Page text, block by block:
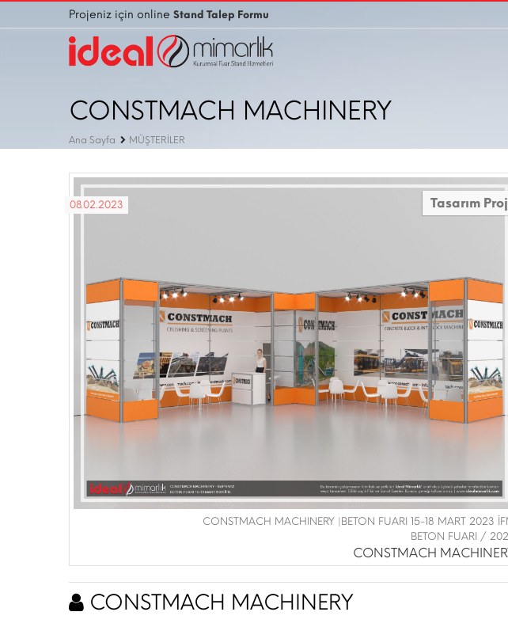
Projeniz için online Stand Talep Formu
CONSTMACH MACHINERY
Ana Sayfa MÜŞTERİLER
Tasarım
08.02.2023
CONSTMACH MACHINERY |BETON FUARI 15-18 MART 2023
BETON FUARI /
CONSTMACH
CONSTMACH MACHINERY